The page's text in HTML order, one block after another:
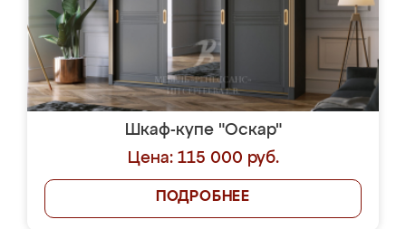
Шкаф-купе "Оскар"
Цена: 115 000 руб.
ПОДРОБНЕЕ